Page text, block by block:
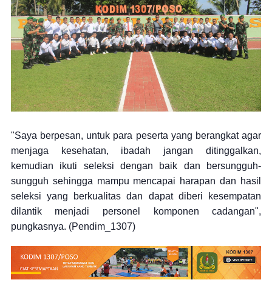
"Saya berpesan, untuk para peserta yang berangkat agar
menjaga kesehatan, ibadah jangan ditinggalkan,
kemudian ikuti seleksi dengan baik dan bersungguh-
sungguh sehingga mampu mencapai harapan dan hasil
seleksi yang berkualitas dan dapat diberi kesempatan
dilantik menjadi personel komponen cadangan",
pungkasnya. (Pendim_1307)